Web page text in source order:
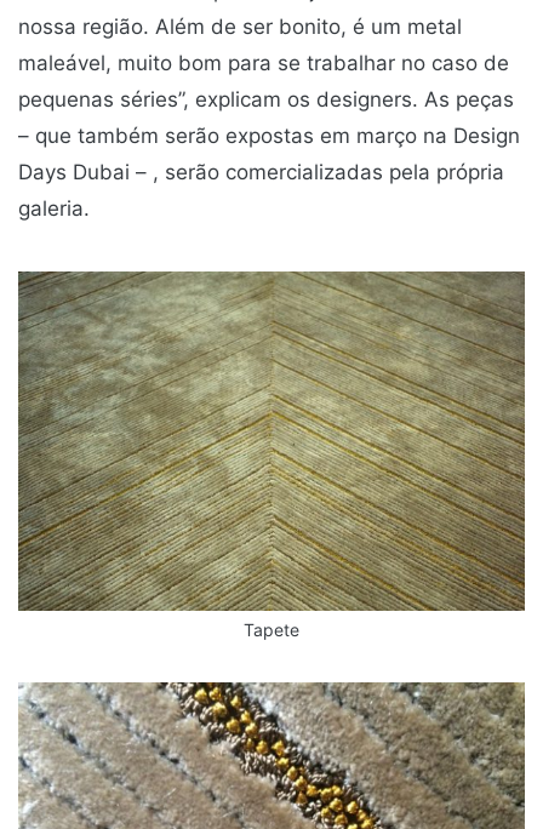
nossa região. Além de ser bonito, é um metal
maleável, muito bom para se trabalhar no caso de
pequenas séries”, explicam os designers. As peças
– que também serão expostas em março na Design
Days Dubai – , serão comercializadas pela própria
galeria.
Tapete